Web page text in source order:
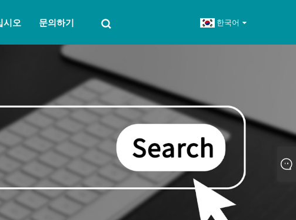
시오 문의하기 한국어